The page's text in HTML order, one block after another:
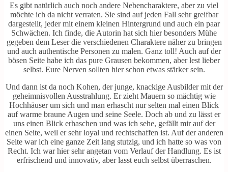
Es gibt natürlich auch noch andere Nebencharaktere, aber zu viel
möchte ich da nicht verraten. Sie sind auf jeden Fall sehr greifbar
dargestellt, jeder mit einem kleinen Hintergrund und auch ein paar
Schwächen. Ich finde, die Autorin hat sich hier besonders Mühe
gegeben dem Leser die verschiedenen Charaktere näher zu bringen
und auch authentische Personen zu malen. Ganz toll! Auch auf der
bösen Seite habe ich das pure Grausen bekommen, aber lest lieber
selbst. Eure Nerven sollten hier schon etwas stärker sein.
Und dann ist da noch Kohen, der junge, knackige Ausbilder mit der
geheimnisvollen Ausstrahlung. Er zieht Mauern so mächtig wie
Hochhäuser um sich und man erhascht nur selten mal einen Blick
auf warme braune Augen und seine Seele. Doch ab und zu lässt er
uns einen Blick erhaschen und was ich sehe, gefällt mir auf der
einen Seite, weil er sehr loyal und rechtschaffen ist. Auf der anderen
Seite war ich eine ganze Zeit lang stutzig, und ich hatte so was von
Recht. Ich war hier sehr angetan vom Verlauf der Handlung. Es ist
erfrischend und innovativ, aber lasst euch selbst überraschen.